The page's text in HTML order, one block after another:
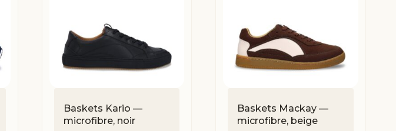
Baskets Kario —
microfibre, noir
Baskets Mackay —
microfibre, beige